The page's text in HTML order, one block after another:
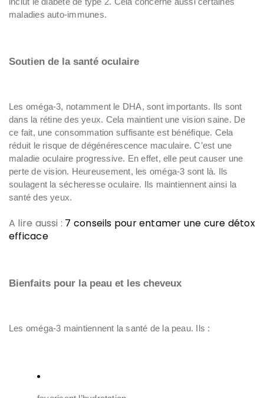
inclut le diabète de type 2. Cela concerne aussi certaines
maladies auto-immunes.
Soutien de la santé oculaire
Les oméga-3, notamment le DHA, sont importants. Ils sont
dans la rétine des yeux. Cela maintient une vision saine. De
ce fait, une consommation suffisante est bénéfique. Cela
réduit le risque de dégénérescence maculaire. C’est une
maladie oculaire progressive. En effet, elle peut causer une
perte de vision. Heureusement, les oméga-3 sont là. Ils
soulagent la sécheresse oculaire. Ils maintiennent ainsi la
santé des yeux.
A lire aussi : 7 conseils pour entamer une cure détox
efficace
Bienfaits pour la peau et les cheveux
Les oméga-3 maintiennent la santé de la peau. Ils :